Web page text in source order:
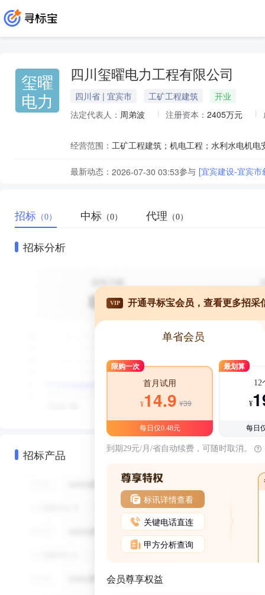
玺曜
电力
四川玺曜电力工程有限公司
四川省 | 宜宾市 工矿工程建筑
开业
法定代表人： 周弟波 注册资本： 2405万元
经营范围：
最新动态： 2026-07-30 03:53参与 [宜宾建设-宜宾
招标 （0） 中标 （0） 代理 （0）
招标分析
招标产品
VIP 开通寻标宝会员，查看更多招采
单省会员
限购一次
首月试用
¥14.9 ¥39
每日仅0.48元
最划算
12
¥
每日
到期29元/月/省自动续费，可随时取消。
标讯详情查看
关键电话直连
甲方分析查询
会员尊享权益